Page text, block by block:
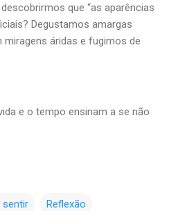
que “as aparências
Degustamos amargas
áridas e fugimos de
e o tempo ensinam a se não
sentir Reflexão